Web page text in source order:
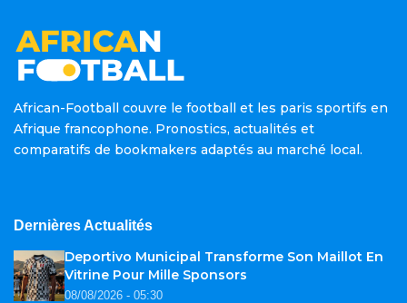
African-Football couvre le football et les paris sportifs en
Afrique francophone. Pronostics, actualités et
comparatifs de bookmakers adaptés au marché local.
Dernières Actualités
Deportivo Municipal Transforme Son Maillot En
Vitrine Pour Mille Sponsors
08/08/2026 - 05:30